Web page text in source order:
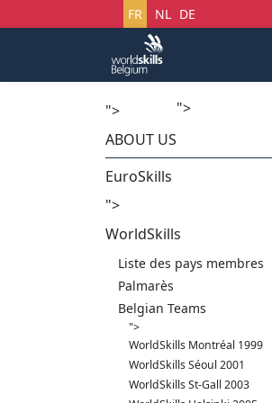
Sélectionnez votre langue
FR NL DE
">
">
ABOUT US
EuroSkills
">
WorldSkills
Liste des pays membres
Palmarès
Belgian Teams
">
WorldSkills Montréal 1999
WorldSkills Séoul 2001
WorldSkills St-Gall 2003